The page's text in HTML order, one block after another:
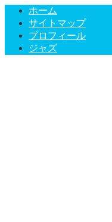
ホーム
サイトマップ
プロフィール
ジャズ